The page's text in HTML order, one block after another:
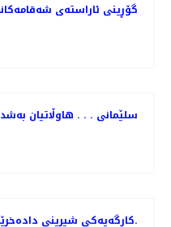
گۆڕینی ئاراسته‌ی
سلێمانی . . . هاوڵاتیان
کارگەیەکی شیرینی دادەخرێت.